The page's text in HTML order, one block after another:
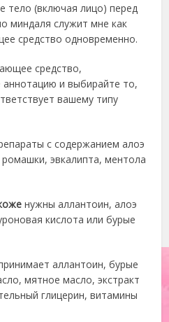
тело (включая лицо) перед
миндаля служит мне как
средство одновременно.
средство,
и выбирайте то,
вашему типу
с содержанием алоэ
эвкалипта, ментола
нужны аллантоин, алоэ
кислота или бурые
аллантоин, бурые
мятное масло, экстракт
глицерин, витамины